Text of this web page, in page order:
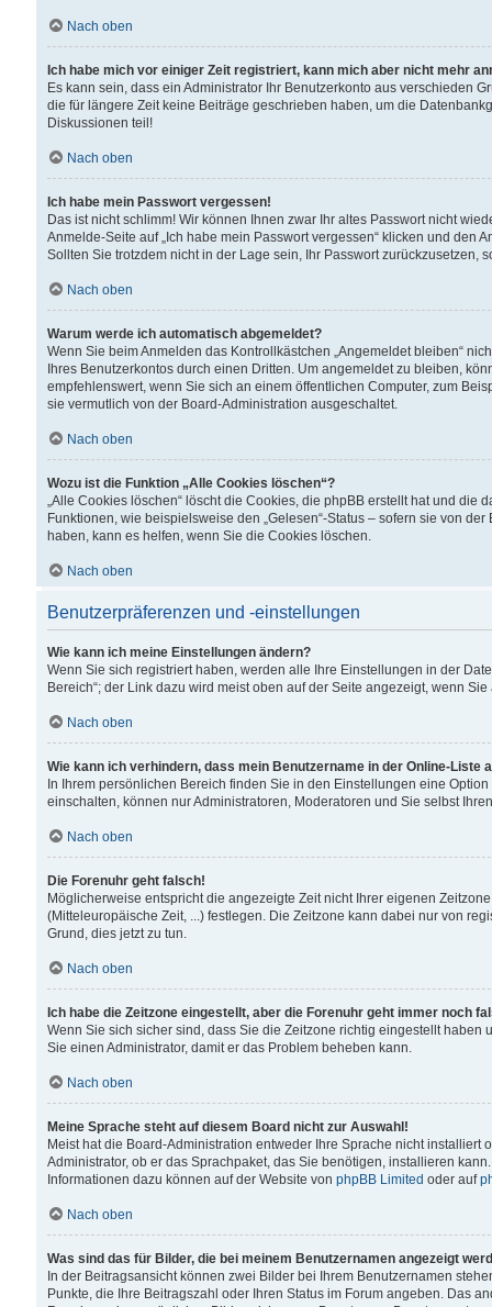
Nach oben
Ich habe mich vor einiger Zeit registriert, kann mich aber nicht mehr
Es kann sein, dass ein Administrator Ihr Benutzerkonto aus verschieden
die für längere Zeit keine Beiträge geschrieben haben, um die
Diskussionen teil!
Nach oben
Ich habe mein Passwort vergessen!
Das ist nicht schlimm! Wir können Ihnen zwar Ihr altes Passwort nicht
Anmelde-Seite auf „Ich habe mein Passwort vergessen“ klicken und
Sollten Sie trotzdem nicht in der Lage sein, Ihr Passwort zurückzusetzen,
Nach oben
Warum werde ich automatisch abgemeldet?
Wenn Sie beim Anmelden das Kontrollkästchen „Angemeldet bleiben“
Ihres Benutzerkontos durch einen Dritten. Um angemeldet zu bleiben,
empfehlenswert, wenn Sie sich an einem öffentlichen Computer, zum
sie vermutlich von der Board-Administration ausgeschaltet.
Nach oben
Wozu ist die Funktion „Alle Cookies löschen“?
„Alle Cookies löschen“ löscht die Cookies, die phpBB erstellt hat und
Funktionen, wie beispielsweise den „Gelesen“-Status – sofern sie von
haben, kann es helfen, wenn Sie die Cookies löschen.
Nach oben
Benutzerpräferenzen und -einstellungen
Wie kann ich meine Einstellungen ändern?
Wenn Sie sich registriert haben, werden alle Ihre Einstellungen in der
Bereich“; der Link dazu wird meist oben auf der Seite angezeigt, wenn
Nach oben
Wie kann ich verhindern, dass mein Benutzername in der Online-Liste
In Ihrem persönlichen Bereich finden Sie in den Einstellungen eine
einschalten, können nur Administratoren, Moderatoren und Sie selbst
Nach oben
Die Forenuhr geht falsch!
Möglicherweise entspricht die angezeigte Zeit nicht Ihrer eigenen
(Mitteleuropäische Zeit, ...) festlegen. Die Zeitzone kann dabei nur von
Grund, dies jetzt zu tun.
Nach oben
Ich habe die Zeitzone eingestellt, aber die Forenuhr geht immer noch
Wenn Sie sich sicher sind, dass Sie die Zeitzone richtig eingestellt
Sie einen Administrator, damit er das Problem beheben kann.
Nach oben
Meine Sprache steht auf diesem Board nicht zur Auswahl!
Meist hat die Board-Administration entweder Ihre Sprache nicht
Administrator, ob er das Sprachpaket, das Sie benötigen, installieren
Informationen dazu können auf der Website von phpBB Limited oder auf
Nach oben
Was sind das für Bilder, die bei meinem Benutzernamen angezeigt
In der Beitragsansicht können zwei Bilder bei Ihrem Benutzernamen
Punkte, die Ihre Beitragszahl oder Ihren Status im Forum angeben. Das